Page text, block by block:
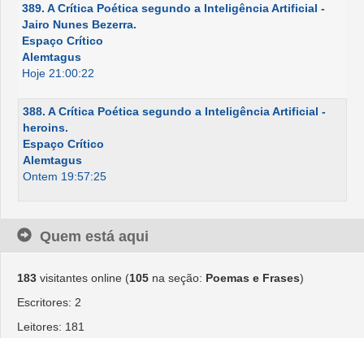
389. A Crítica Poética segundo a Inteligência Artificial -
Jairo Nunes Bezerra.
Espaço Crítico
Alemtagus
Hoje 21:00:22
388. A Crítica Poética segundo a Inteligência Artificial -
heroins.
Espaço Crítico
Alemtagus
Ontem 19:57:25
Quem está aqui
183 visitantes online (105 na seção: Poemas e Frases)
Escritores: 2
Leitores: 181